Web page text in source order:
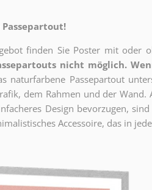
finden Sie Poster mit oder
nicht möglich.
naturfarbene Passepartout
dem Rahmen und der
Design bevorzugen,
Accessoire, das in